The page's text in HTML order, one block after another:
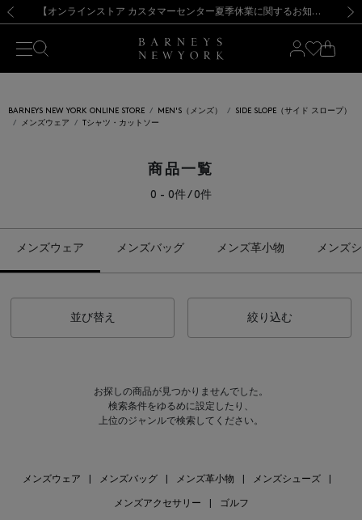
新規登録のお客様も対象！＜MY BARNEYS＞会員のお客様は11,000円（税込）以上のお買上げで常時送料無料！お買い物の際は会員登録を！
【夏季休業に伴う出荷一時停止のお知らせ】(2026.8.7) 【オンラインストア カスタマーセンター夏季休業に関するお知らせ】（2026.8.7）
【夏季休業に伴う返品・交換承り一時停止のお知らせ】（2026.8.5）
熊本県を中心とした地震の影響によるお荷物のお届けについて
【開催中】SUMMER SALEのご案内・ご注意事項 新規登録のお客様も対象！＜MY BARNEYS＞会員のお客様は11,000円（税込）以上のお買上げで常時送料無料！お買い物の際は会員登録を！
【夏季休業に伴う出荷一時停止のお知らせ】(2026.8.7)
BARNEYS NEW YORK ONLINE STORE MEN'S（メンズ）
SIDE SLOPE（サイド スロープ）
メンズウェア
Tシャツ・カットソー
商品一覧
0 - 0件 / 0件
メンズウェア メンズバッグ メンズ革小物 メンズ
並び替え 絞り込む
お探しの商品が見つかりませんでした。
検索条件をゆるめに設定したり、
上位のジャンルで検索してください。
メンズウェア メンズバッグ メンズ革小物 メンズシューズ
メンズアクセサリー ゴルフ